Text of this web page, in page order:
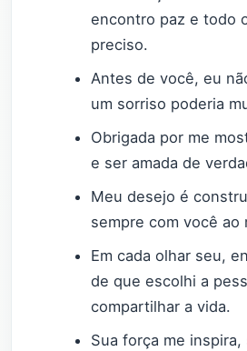
encontro paz e todo
preciso.
Antes de você, eu
um sorriso poderia
Obrigada por me
e ser amada de
Meu desejo é
sempre com você ao
Em cada olhar seu,
de que escolhi a
compartilhar a vida.
Sua força me inspira,